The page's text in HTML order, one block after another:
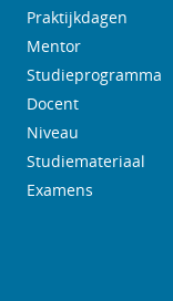
Praktijkdagen
Mentor
Studieprogramma
Docent
Niveau
Studiemateriaal
Examens